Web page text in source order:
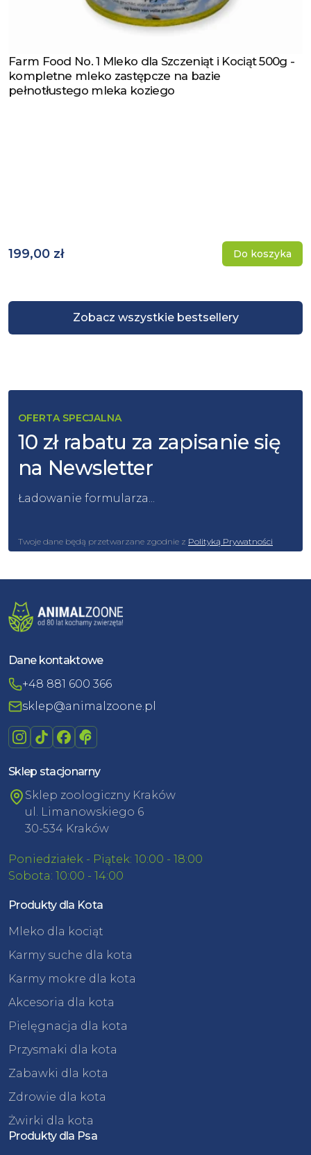
Zobacz wszystkie bestsellery
Zobacz produkt
Farm Food No. 1 Mleko dla Szczeniąt i Kociąt 500g -
kompletne mleko zastępcze na bazie
pełnotłustego mleka koziego
199,00 zł Do koszyka
OFERTA SPECJALNA
10 zł rabatu za zapisanie się
na Newsletter
Ładowanie formularza...
Twoje dane będą przetwarzane zgodnie z Polityką Prywatności
Dane kontaktowe
+48 881 600 366
sklep@animalzoone.pl
Sklep stacjonarny
Sklep zoologiczny Kraków
ul. Limanowskiego 6
30-534 Kraków
Poniedziałek - Piątek: 10:00 - 18:00
Sobota: 10:00 - 14:00
Produkty dla Kota
Mleko dla kociąt
Karmy suche dla kota
Karmy mokre dla kota
Akcesoria dla kota
Pielęgnacja dla kota
Przysmaki dla kota
Zabawki dla kota
Zdrowie dla kota
Żwirki dla kota
Produkty dla Psa